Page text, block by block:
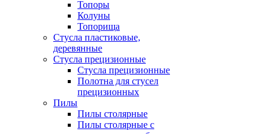
Топоры
Колуны
Топорища
Стусла пластиковые,
деревянные
Стусла прецизионные
Стусла прецизионные
Полотна для стусел
прецизионных
Пилы
Пилы столярные
Пилы столярные с